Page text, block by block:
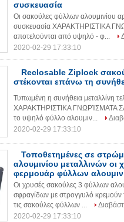
συσκευασία
Οι σακούλες φύλλων αλουμινίου
συσκευασία ΧΑΡΑΚΤΗΡΙΣΤΙΚΑ
αποτελούνται από υψηλό - φ...
2020-02-29 17:33:10
Reclosable Ziplock
στέκονται επάνω τη
Τυπωμένη η συνήθεια μεταλλίνη
ΧΑΡΑΚΤΗΡΙΣΤΙΚΑ ΓΝΩΡΊΣΜΑΤΑ
το υψηλό φύλλο αλουμιν...
2020-02-29 17:33:10
Τοποθετημένες σε
αλουμινίου μεταλλινών
φερμουάρ φύλλων
Οι χρυσές σακούλες 3 φύλλων
σφραγίδων με στρογγυλό
τις σακούλες φύλλων ...
2020-02-29 17:33:10